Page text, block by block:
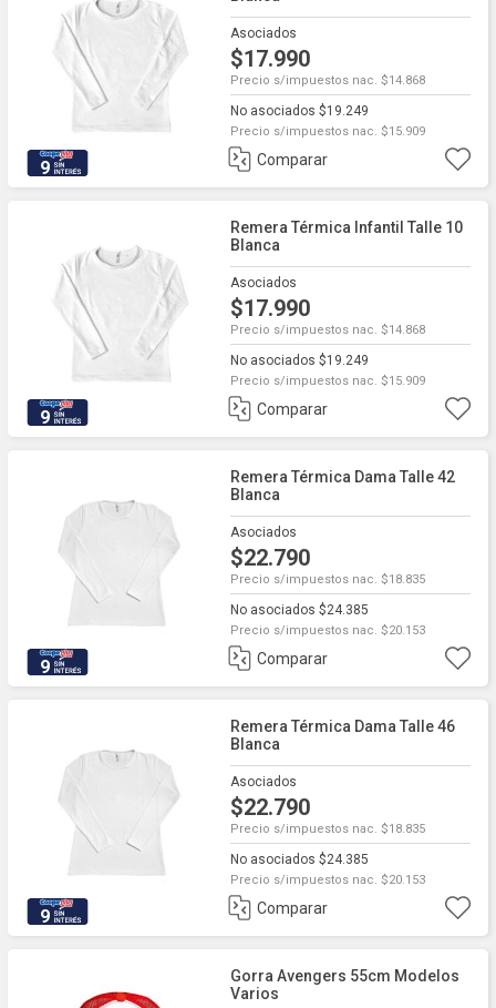
9
Asociados
$17.990
Precio s/impuestos nac. $14.868
No asociados $19.249
Precio s/impuestos nac. $15.909
Comparar
9
Remera Térmica Infantil Talle 10
Blanca
Asociados
$17.990
Precio s/impuestos nac. $14.868
No asociados $19.249
Precio s/impuestos nac. $15.909
Comparar
9
Remera Térmica Dama Talle 42
Blanca
Asociados
$22.790
Precio s/impuestos nac. $18.835
No asociados $24.385
Precio s/impuestos nac. $20.153
Comparar
9
Remera Térmica Dama Talle 46
Blanca
Asociados
$22.790
Precio s/impuestos nac. $18.835
No asociados $24.385
Precio s/impuestos nac. $20.153
Comparar
Gorra Avengers 55cm Modelos
Varios